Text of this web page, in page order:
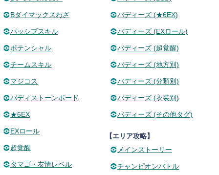
Bダイマックスわざ
パッシブスキル
ポテンシャル
チームスキル
マジコス
バディストーンボード
★6EX
EXロール
超覚醒
タマゴ・友情レベル
バディーズ (★6EX)
バディーズ (EXロール)
バディーズ (超覚醒)
バディーズ (地方別)
バディーズ (分類別)
バディーズ (衣装別)
バディーズ (その他タグ)
【エリア攻略】
メインストーリー
チャンピオンバトル